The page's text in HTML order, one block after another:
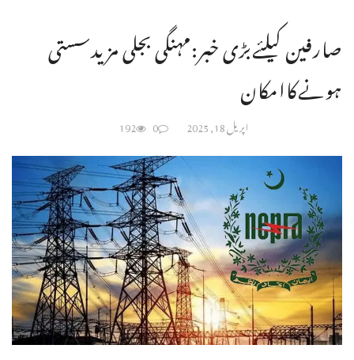
صارفین کیلئےبڑی خبر:مہنگی بجلی مزیدسستی
ہونےکاامکان
اپریل 18, 2025 0
192